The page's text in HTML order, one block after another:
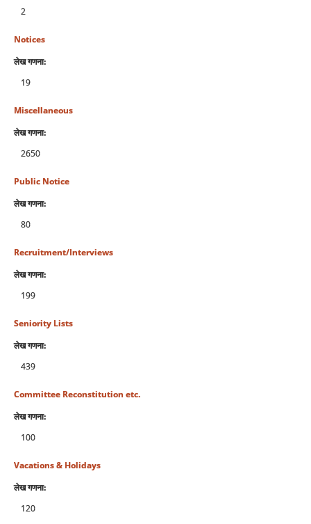
2
Notices
लेख गणना:
19
Miscellaneous
लेख गणना:
2650
Public Notice
लेख गणना:
80
Recruitment/Interviews
लेख गणना:
199
Seniority Lists
लेख गणना:
439
Committee Reconstitution etc.
लेख गणना:
100
Vacations & Holidays
लेख गणना:
120